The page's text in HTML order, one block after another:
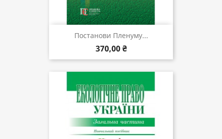
Постанови Пленуму...
370,00 ₴